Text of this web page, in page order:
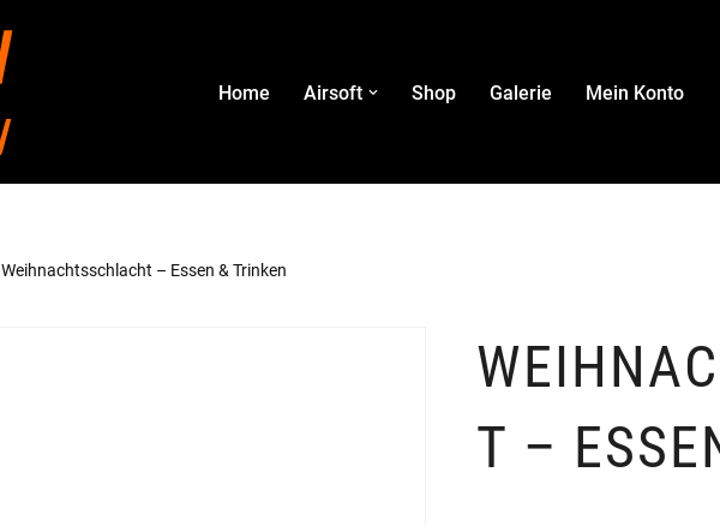
Home Airsoft Shop Galerie Mein Konto
Weihnachtsschlacht – Essen & Trinken
T –